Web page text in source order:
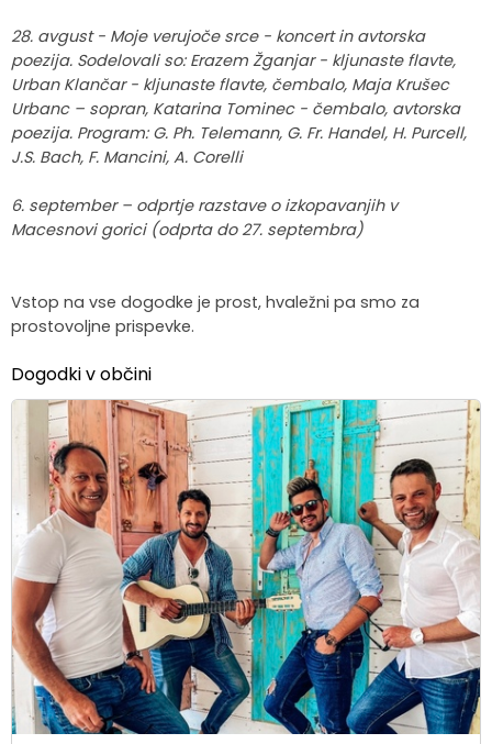
28. avgust - Moje verujoče srce - koncert in avtorska
poezija. Sodelovali so: Erazem Žganjar - kljunaste flavte,
Urban Klančar - kljunaste flavte, čembalo, Maja Krušec
Urbanc – sopran, Katarina Tominec - čembalo, avtorska
poezija. Program: G. Ph. Telemann, G. Fr. Handel, H. Purcell,
J.S. Bach, F. Mancini, A. Corelli
6. september – odprtje razstave o izkopavanjih v
Macesnovi gorici (odprta do 27. septembra)
Vstop na vse dogodke je prost, hvaležni pa smo za
prostovoljne prispevke.
Dogodki v občini